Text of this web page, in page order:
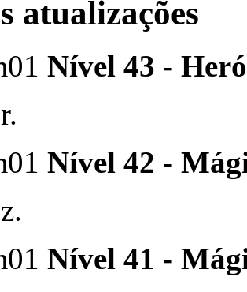
atualizações
Nível 43 -
Nível 42 -
Nível 41 -